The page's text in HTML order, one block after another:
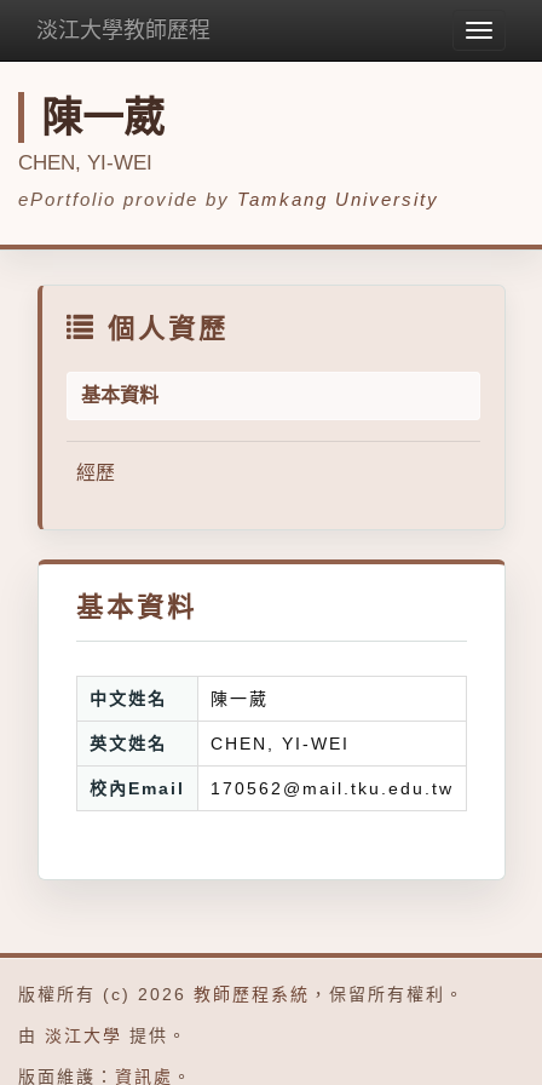
Toggle
淡江大學教師歷程
陳一葳
CHEN, YI-WEI
ePortfolio provide by Tamkang University
個人資歷
基本資料
經歷
基本資料
中文姓名 陳一葳
英文姓名 CHEN, YI-WEI
校內Email 170562@mail.tku.edu.tw
版權所有 (c) 2026 教師歷程系統 ，保留所有權利。
由 淡江大學 提供。
版面維護： 資訊處 。